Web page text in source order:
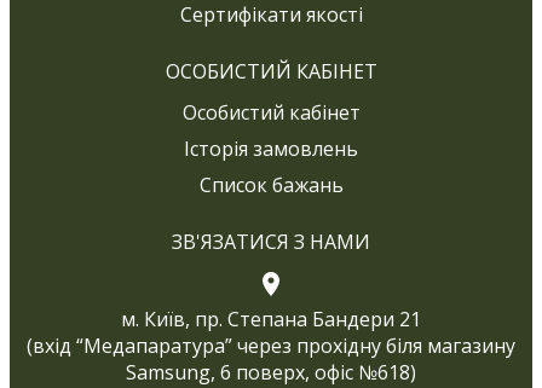
Сертифікати якості
ОСОБИСТИЙ КАБІНЕТ
Особистий кабінет
Історія замовлень
Список бажань
ЗВ'ЯЗАТИСЯ З НАМИ
м. Київ, пр. Степана Бандери 21
(вхід “Медапаратура” через прохідну біля магазину
Samsung, 6 поверх, офіс №618)